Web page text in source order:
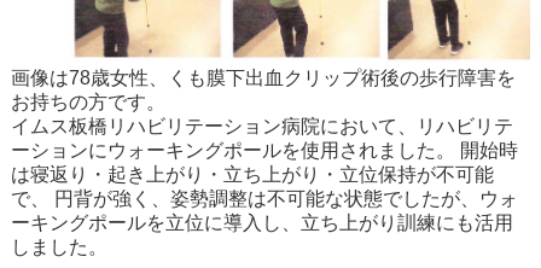
画像は78歳女性、くも膜下出血クリップ術後の歩行障害を
お持ちの方です。
イムス板橋リハビリテーション病院において、リハビリテ
ーションにウォーキングポールを使用されました。 開始時
は寝返り・起き上がり・立ち上がり・立位保持が不可能
で、 円背が強く、姿勢調整は不可能な状態でしたが、ウォ
ーキングポールを立位に導入し、立ち上がり訓練にも活用
しました。